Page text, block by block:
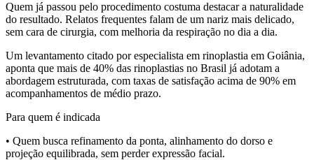
Quem já passou pelo procedimento costuma destacar a naturalidade
do resultado. Relatos frequentes falam de um nariz mais delicado,
sem cara de cirurgia, com melhoria da respiração no dia a dia.
Um levantamento citado por especialista em rinoplastia em Goiânia,
aponta que mais de 40% das rinoplastias no Brasil já adotam a
abordagem estruturada, com taxas de satisfação acima de 90% em
acompanhamentos de médio prazo.
Para quem é indicada
• Quem busca refinamento da ponta, alinhamento do dorso e
projeção equilibrada, sem perder expressão facial.